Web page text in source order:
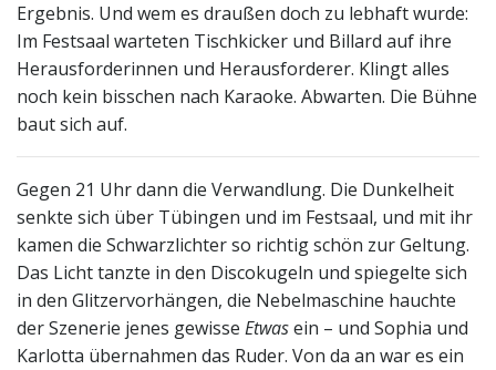
Ergebnis. Und wem es draußen doch zu lebhaft wurde:
Im Festsaal warteten Tischkicker und Billard auf ihre
Herausforderinnen und Herausforderer. Klingt alles
noch kein bisschen nach Karaoke. Abwarten. Die Bühne
baut sich auf.
Gegen 21 Uhr dann die Verwandlung. Die Dunkelheit
senkte sich über Tübingen und im Festsaal, und mit ihr
kamen die Schwarzlichter so richtig schön zur Geltung.
Das Licht tanzte in den Discokugeln und spiegelte sich
in den Glitzervorhängen, die Nebelmaschine hauchte
der Szenerie jenes gewisse Etwasein – und Sophia und
Karlotta übernahmen das Ruder. Von da an war es ein